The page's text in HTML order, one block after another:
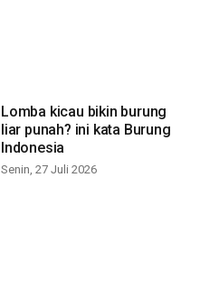
Lomba kicau bikin burung
liar punah? ini kata Burung
Indonesia
Senin, 27 Juli 2026